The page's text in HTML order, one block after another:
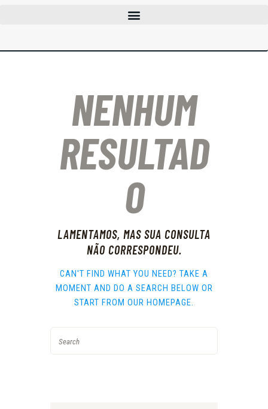
INFOCAC
INSTITUCIONAL
ENTRARNENHUM
RESULTAD
O
LAMENTAMOS, MAS SUA CONSULTA
NÃO CORRESPONDEU.
CAN'T FIND WHAT YOU NEED? TAKE A
MOMENT AND DO A SEARCH BELOW OR
START FROM OUR HOMEPAGE.